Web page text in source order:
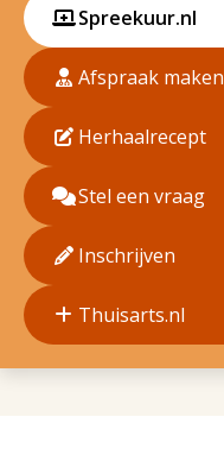
Spreekuur.nl
Afspraak maken
Herhaalrecept
Stel een vraag
Inschrijven
Thuisarts.nl